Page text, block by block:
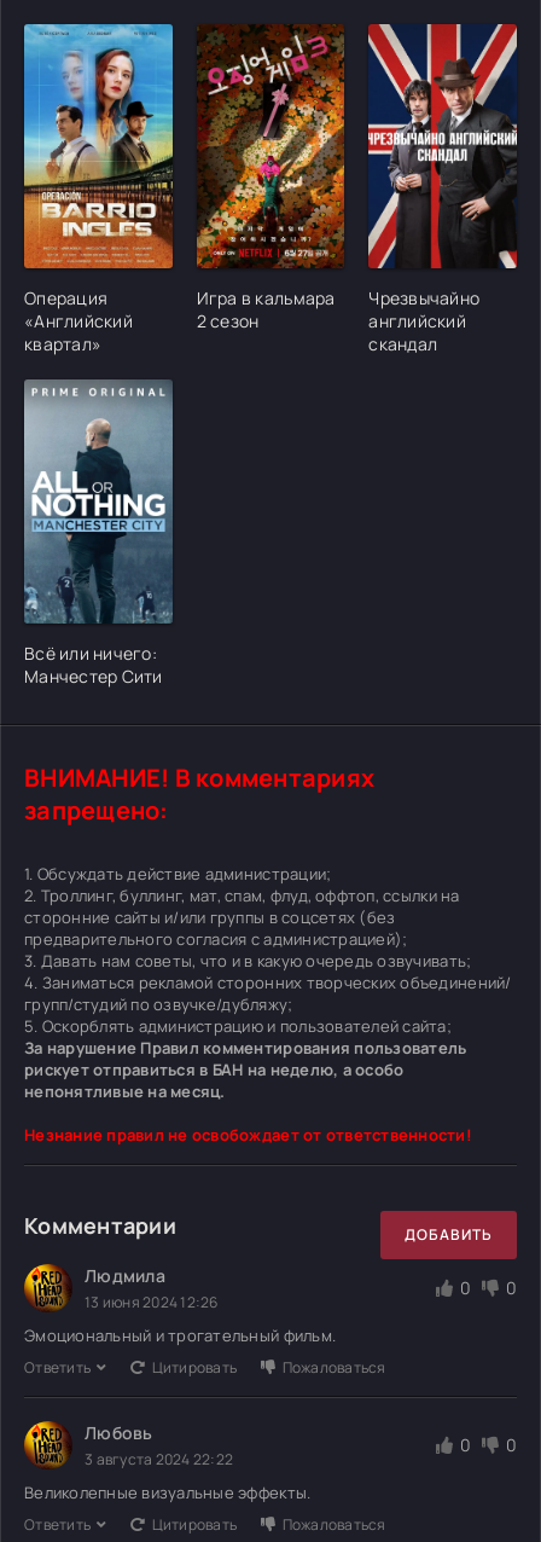
[/xfgiven_cvh_poster_urlcvh_poster_url]
Операция
«Английский
квартал»
[/xfgiven_cvh_poster_urlcvh_poster_url]
Игра в кальмара
2 сезон
[/
Чрезвычайно
английский
скандал
[/xfgiven_cvh_poster_urlcvh_poster_url]
Всё или ничего:
Манчестер Сити
ВНИМАНИЕ! В комментариях
запрещено:
1. Обсуждать действие администрации;
2. Троллинг, буллинг, мат, спам, флуд, оффтоп, ссылки на
сторонние сайты и/или группы в соцсетях (без
предварительного согласия с администрацией);
3. Давать нам советы, что и в какую очередь озвучивать;
4. Заниматься рекламой сторонних творческих объединений/
групп/студий по озвучке/дубляжу;
5. Оскорблять администрацию и пользователей сайта;
За нарушение Правил комментирования пользователь
рискует отправиться в БАН на неделю, а особо
непонятливые на месяц.
Незнание правил не освобождает от ответственности!
Комментарии ДОБАВИТЬ
Людмила
13 июня 2024 12:26
0 0
Эмоциональный и трогательный фильм.
Ответить Цитировать Пожаловаться
Любовь
3 августа 2024 22:22
0 0
Великолепные визуальные эффекты.
Ответить Цитировать Пожаловаться